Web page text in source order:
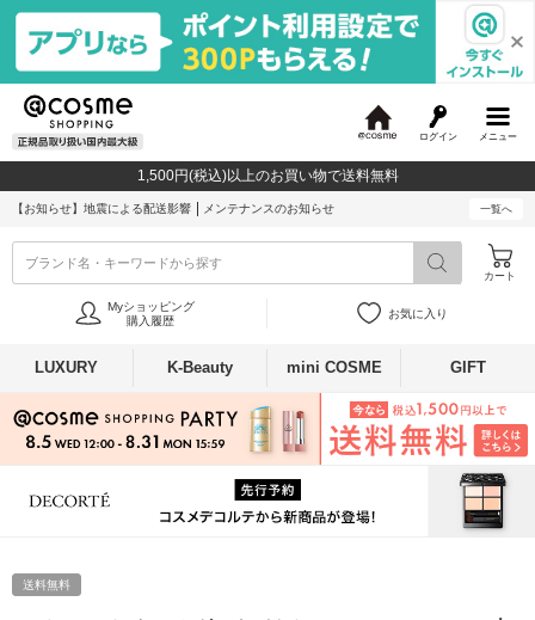
メニュー
ログイン
c
o
1,500円(税込)以上のお買い物で送料無料
【お知らせ】 地震による配送影響 メンテナンスのお知らせ 一覧へ
ブランド名・キーワードから探す
カート
Myショッピング
購入履歴
お気に入り
LUXURY K-Beauty mini COSME GIFT
送料無料